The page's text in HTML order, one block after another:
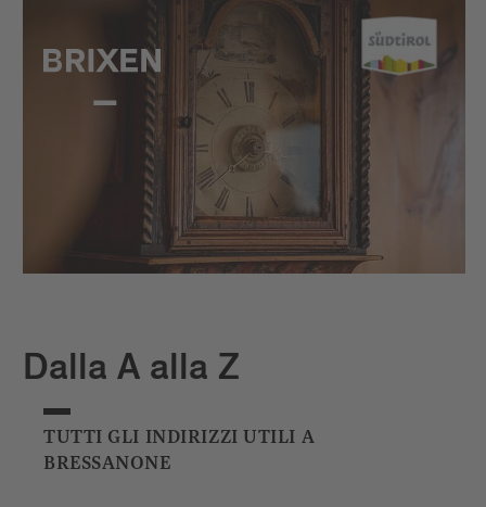
Dalla A alla Z
TUTTI GLI INDIRIZZI UTILI A
BRESSANONE